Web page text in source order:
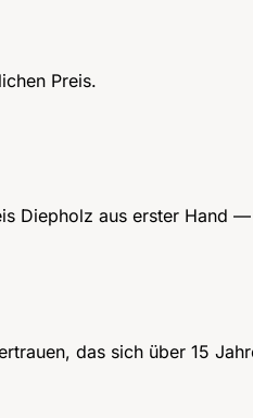
Preis.
Diepholz aus erster Hand
das sich über 15